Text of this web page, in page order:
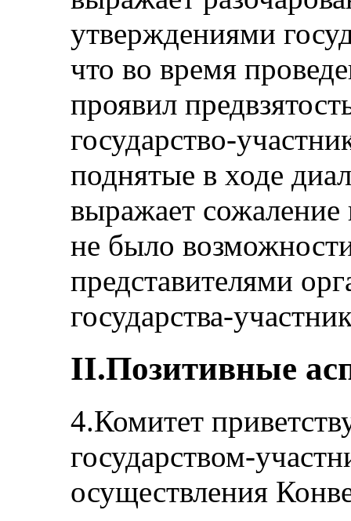
утверждениями
что во время
проявил
государство-
поднятые в ходе
выражает сожаление
не было
представителями
государства-
II.Позитивные
4.Комитет
государством-
осуществления